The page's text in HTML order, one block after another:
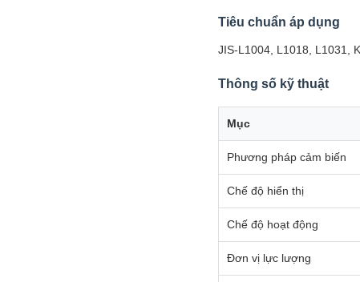
Tiêu chuẩn áp dụng
JIS-L1004, L1018, L1031,
Thông số kỹ thuật
Mục
Phương pháp cảm biến
Chế độ hiển thị
Chế độ hoạt động
Đơn vị lực lượng